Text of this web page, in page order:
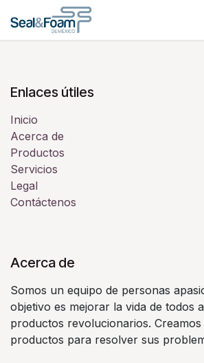
Skip to Content
Enlaces útiles
Inicio
Acerca de
Productos
Servicios
Legal
Contáctenos
Acerca de
Somos un equipo de personas
objetivo es mejorar la vida de todos
productos revolucionarios. Creamos
productos para resolver sus